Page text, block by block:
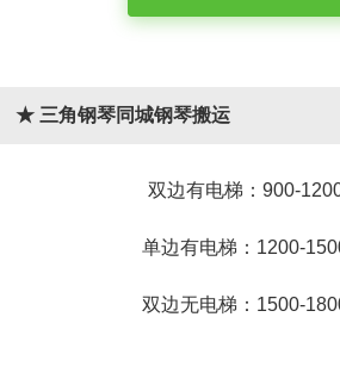
★ 三角钢琴同城钢琴搬运
双边有电梯：900-
单边有电梯：1200-
双边无电梯：1500-